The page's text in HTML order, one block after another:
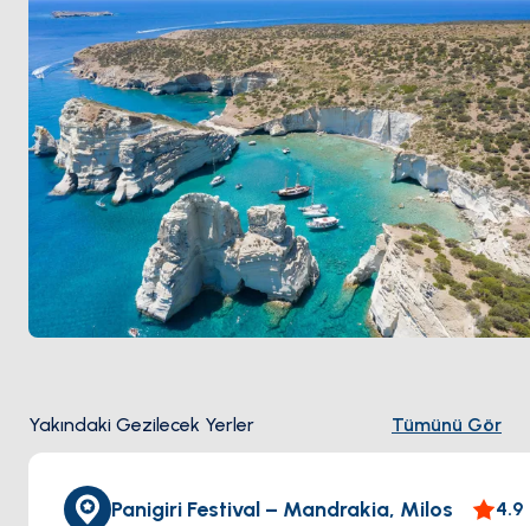
Mayıs ile Ekimarası açık.
Yakındaki Gezilecek Yerler Tümünü Gör
Panigiri Festival – Mandrakia, Milos 4.9